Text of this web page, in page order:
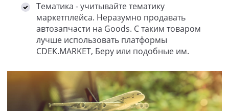
Тематика - учитывайте тематику
маркетплейса. Неразумно продавать
автозапчасти на Goods. С таким товаром
лучше использовать платформы
CDEK.MARKET, Беру или подобные им.